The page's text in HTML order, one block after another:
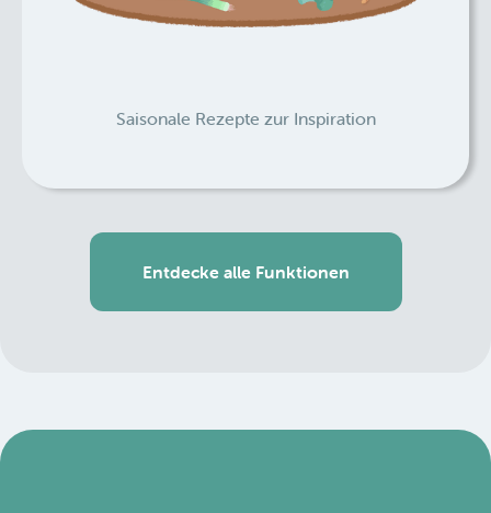
Saisonale Rezepte zur Inspiration
Entdecke alle Funktionen